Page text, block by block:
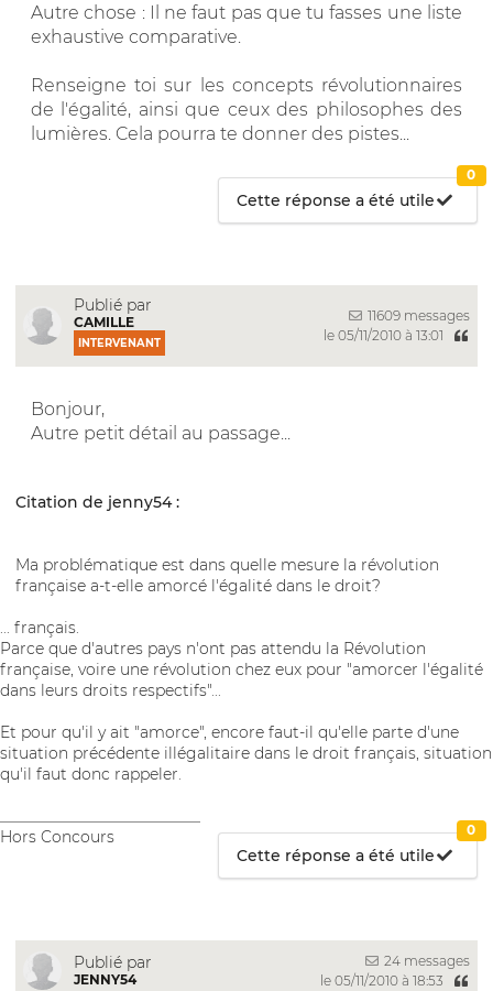
Autre chose : Il ne faut pas que tu fasses une liste
exhaustive comparative.
Renseigne toi sur les concepts révolutionnaires
de l'égalité, ainsi que ceux des philosophes des
lumières. Cela pourra te donner des pistes...
Cette réponse a été utile
0
Publié par
CAMILLE
INTERVENANT
11609 messages
le 05/11/2010 à 13:01
Bonjour,
Autre petit détail au passage...
Citation de jenny54 :
Ma problématique est dans quelle mesure la révolution
française a-t-elle amorcé l'égalité dans le droit?
... français.
Parce que d'autres pays n'ont pas attendu la Révolution
française, voire une révolution chez eux pour "amorcer l'égalité
dans leurs droits respectifs"...
Et pour qu'il y ait "amorce", encore faut-il qu'elle parte d'une
situation précédente illégalitaire dans le droit français, situation
qu'il faut donc rappeler.
Hors Concours
Cette réponse a été utile
0
Publié par
JENNY54
24 messages
le 05/11/2010 à 18:53